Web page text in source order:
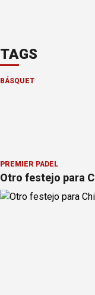
TAGS
BÁSQUET
PREMIER PÁDEL
Otro festejo para